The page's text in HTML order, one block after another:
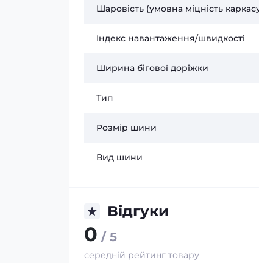
Шаровість (умовна міцність
Індекс навантаження/швидкості
Ширина бігової доріжки
Тип
Розмір шини
Вид шини
Відгуки
0 / 5
середній рейтинг товару